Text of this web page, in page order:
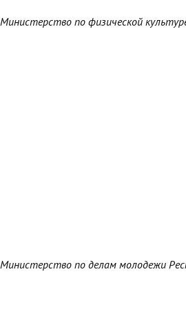
Министерство по физической
Министерство по делам молодежи